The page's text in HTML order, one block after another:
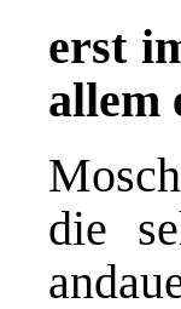
erst
allem
die